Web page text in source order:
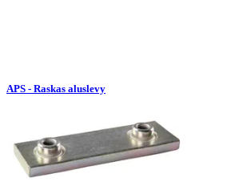
APS - Raskas aluslevy